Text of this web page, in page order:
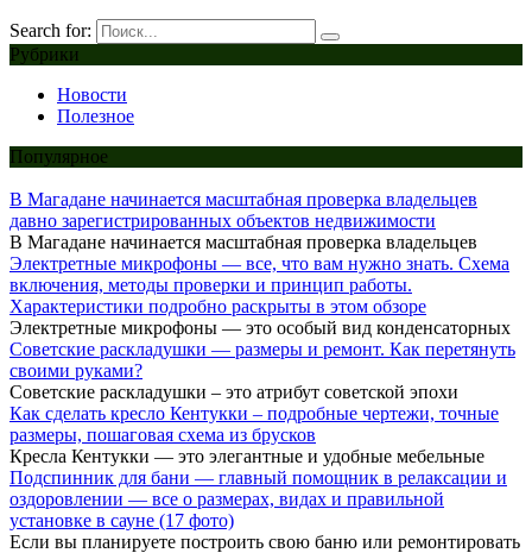
Search for:
Рубрики
Новости
Полезное
Популярное
В Магадане начинается масштабная проверка владельцев
давно зарегистрированных объектов недвижимости
В Магадане начинается масштабная проверка владельцев
Электретные микрофоны — все, что вам нужно знать. Схема
включения, методы проверки и принцип работы.
Характеристики подробно раскрыты в этом обзоре
Электретные микрофоны — это особый вид конденсаторных
Советские раскладушки — размеры и ремонт. Как перетянуть
своими руками?
Советские раскладушки – это атрибут советской эпохи
Как сделать кресло Кентукки – подробные чертежи, точные
размеры, пошаговая схема из брусков
Кресла Кентукки — это элегантные и удобные мебельные
Подспинник для бани — главный помощник в релаксации и
оздоровлении — все о размерах, видах и правильной
установке в сауне (17 фото)
Если вы планируете построить свою баню или ремонтировать